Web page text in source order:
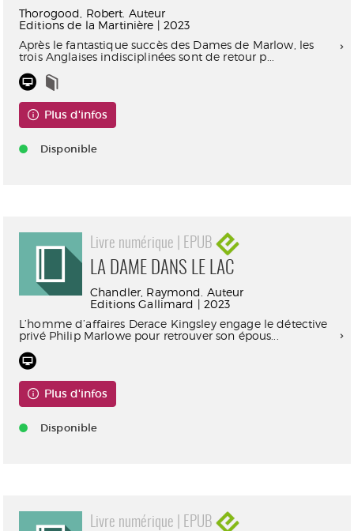
Thorogood, Robert. Auteur
Editions de la Martinière | 2023
Après le fantastique succès des Dames de Marlow, les
trois Anglaises indisciplinées sont de retour p...
Plus d'infos
Disponible
Livre numérique | EPUB
LA DAME DANS LE LAC
Chandler, Raymond. Auteur
Editions Gallimard | 2023
L’homme d’affaires Derace Kingsley engage le détective
privé Philip Marlowe pour retrouver son épous...
Plus d'infos
Disponible
Livre numérique | EPUB